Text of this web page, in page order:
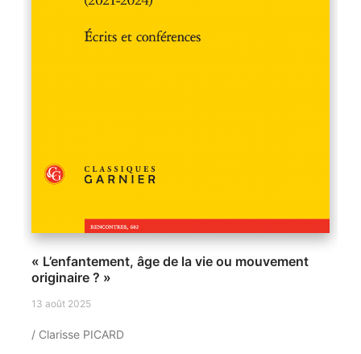
« L’enfantement, âge de la vie ou mouvement
originaire ? »
13 août 2025
/ Clarisse PICARD